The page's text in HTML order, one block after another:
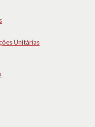
Unitárias